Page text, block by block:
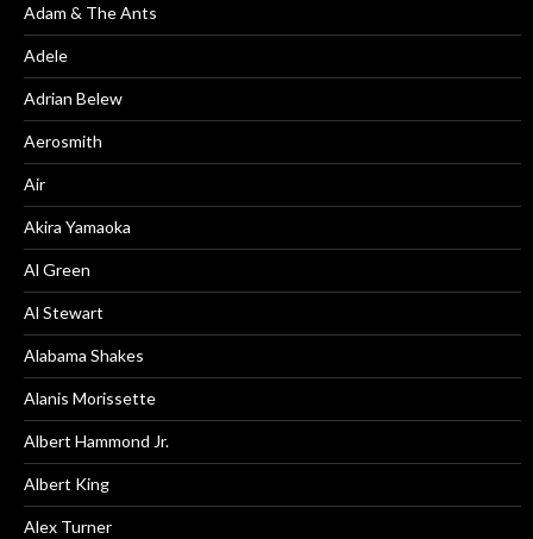
Adam & The Ants
Adele
Adrian Belew
Aerosmith
Air
Akira Yamaoka
Al Green
Al Stewart
Alabama Shakes
Alanis Morissette
Albert Hammond Jr.
Albert King
Alex Turner